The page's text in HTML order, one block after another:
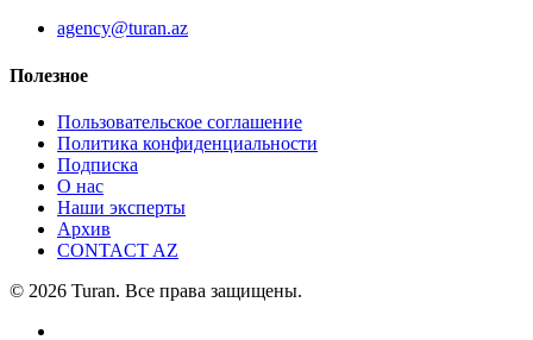
agency@turan.az
Полезное
Пользовательское соглашение
Политика конфиденциальности
Подписка
О нас
Наши эксперты
Архив
CONTACT AZ
© 2026 Turan. Все права защищены.